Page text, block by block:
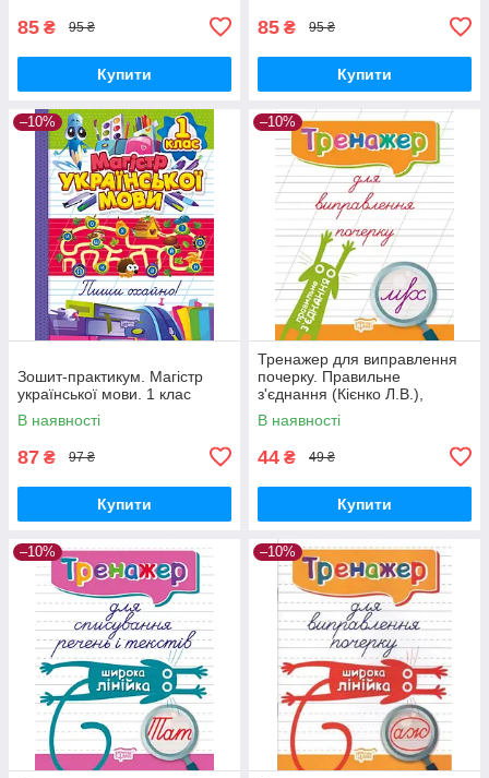
85 ₴ 95 ₴
Купити
85 ₴ 95 ₴
Купити
–10%
Зошит-практикум. Магістр
української мови. 1 клас
В наявності
87 ₴ 97 ₴
Купити
–10%
Тренажер для виправлення
почерку. Правильне
з'єднання (Кієнко Л.В.),
Торсинг
В наявності
44 ₴ 49 ₴
Купити
–10% –10%